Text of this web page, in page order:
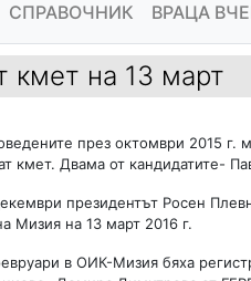
СПРАВОЧНИК ВРАЦА
кмет на 13 март
през октомври 2015 г.
кмет. Двама от кандидатите-
президентът Росен
Мизия на 13 март 2016 г.
в ОИК-Мизия бяха